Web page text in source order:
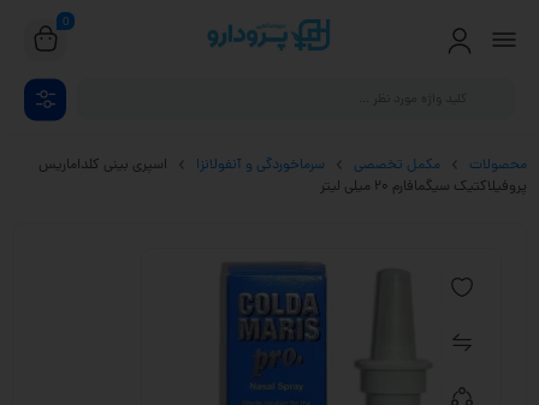
0
محصولات مکمل تخصصی سرماخوردگی و آنفولانزا
اسپری بینی کلداماریس
پروفیلاکتیک سیگمافارم 20 میلی لیتر